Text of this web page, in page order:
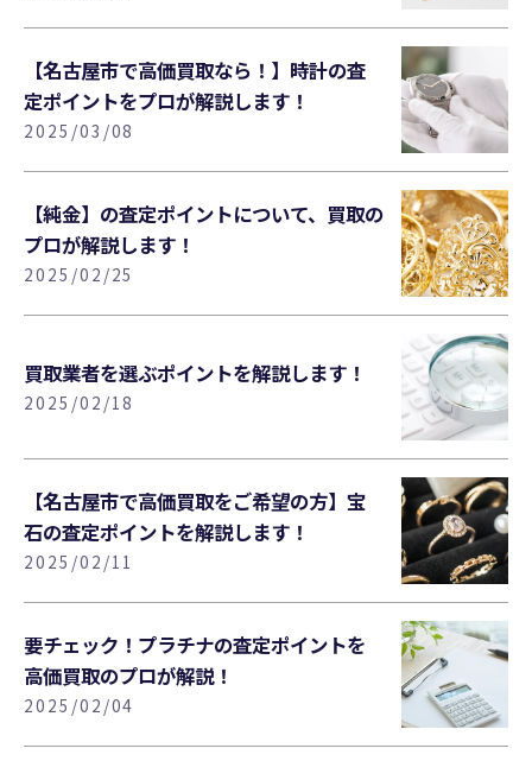
【名古屋市で高価買取なら！】時計の査
定ポイントをプロが解説します！
2025/03/08
【純金】の査定ポイントについて、買取の
プロが解説します！
2025/02/25
買取業者を選ぶポイントを解説します！
2025/02/18
【名古屋市で高価買取をご希望の方】宝
石の査定ポイントを解説します！
2025/02/11
要チェック！プラチナの査定ポイントを
高価買取のプロが解説！
2025/02/04